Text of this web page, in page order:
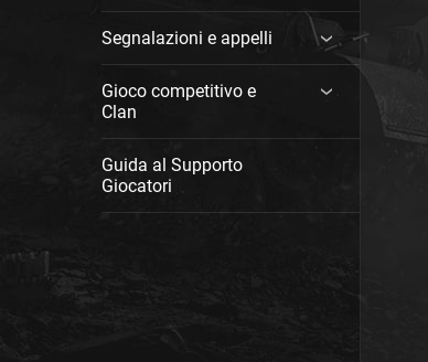
Segnalazioni e appelli
Gioco competitivo e
Clan
Guida al Supporto
Giocatori